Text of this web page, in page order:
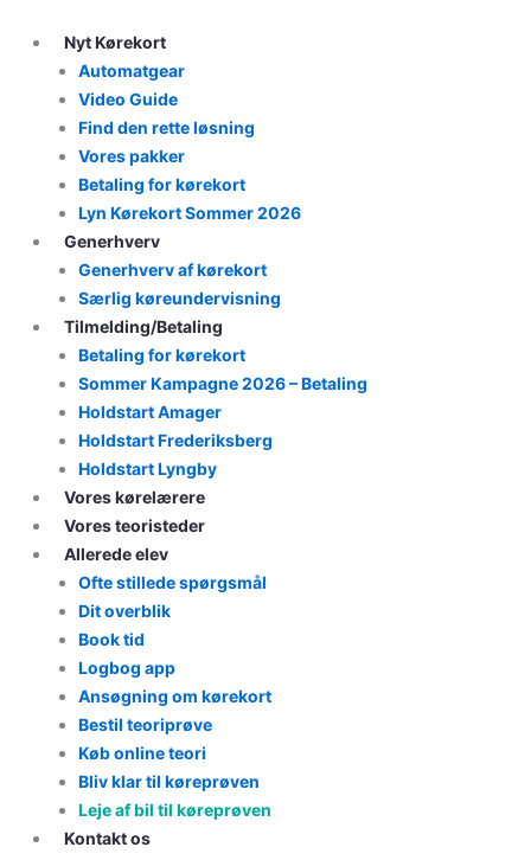
content
Nyt Kørekort
Automatgear
Video Guide
Find den rette løsning
Vores pakker
Betaling for kørekort
Lyn Kørekort Sommer 2026
Generhverv
Generhverv af kørekort
Særlig køreundervisning
Tilmelding/Betaling
Betaling for kørekort
Sommer Kampagne 2026 – Betaling
Holdstart Amager
Holdstart Frederiksberg
Holdstart Lyngby
Vores kørelærere
Vores teoristeder
Allerede elev
Ofte stillede spørgsmål
Dit overblik
Book tid
Logbog app
Ansøgning om kørekort
Bestil teoriprøve
Køb online teori
Bliv klar til køreprøven
Leje af bil til køreprøven
Kontakt os